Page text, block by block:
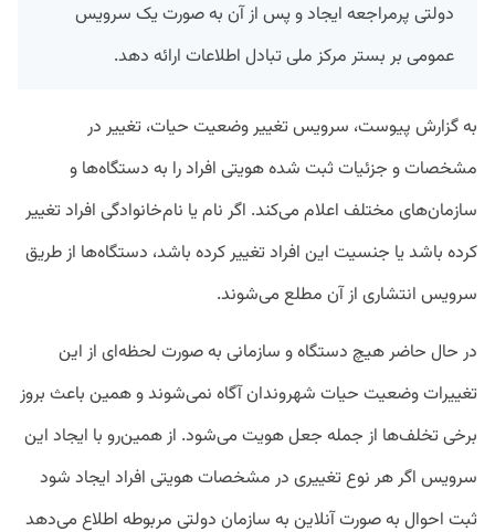
دولتی پرمراجعه ایجاد و پس از آن به صورت یک سرویس
عمومی بر بستر مرکز ملی تبادل اطلاعات ارائه دهد.
به گزارش پیوست، سرویس تغییر وضعیت حیات، تغییر در
مشخصات و جزئیات ثبت شده هویتی افراد را به دستگاه‌‌ها و
سازمان‌های مختلف اعلام می‌کند. اگر نام یا نام‌خانوادگی افراد تغییر
کرده باشد یا جنسیت این افراد تغییر کرده باشد، دستگاه‌ها از طریق
سرویس انتشاری از آن مطلع می‌شوند.
در حال حاضر هیچ دستگاه‌ و سازمانی به صورت لحظه‌ای از این
تغییرات وضعیت حیات شهروندان آگاه نمی‌شوند و همین باعث بروز
برخی تخلف‌ها از جمله جعل هویت می‌شود. از همین‌رو با ایجاد این
سرویس اگر هر نوع تغییری در مشخصات هویتی افراد ایجاد شود
ثبت احوال به صورت آنلاین به سازمان دولتی مربوطه اطلاع می‌دهد